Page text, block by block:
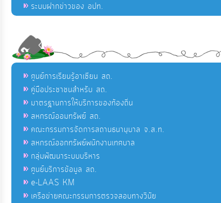
ระบบฝากข่าวของ อปท.
ศูนย์การเรียนรู้อาเซียน สถ.
คู่มือประชาชนสำหรับ สถ.
มาตรฐานการให้บริการของท้องถิ่น
สหกรณ์ออมทรัพย์ สถ.
คณะกรรมการจัดการสถานธนานุบาล จ.ส.ท.
สหกรณ์ออกทรัพย์พนักงานเทศบาล
กลุ่มพัฒนาระบบบริหาร
ศูนย์บริการข้อมูล สถ.
e-LAAS KM
เครือข่ายคณะกรรมการตรวจสอบทางวินัย